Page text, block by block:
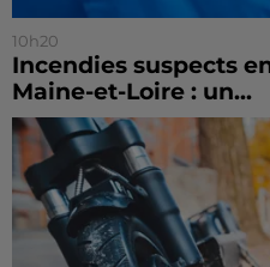
10h20
Incendies suspects
Maine-et-Loire : un...